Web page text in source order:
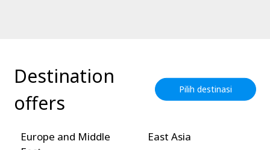
Destination
offers
Pilih destinasi
Europe and Middle
East Asia